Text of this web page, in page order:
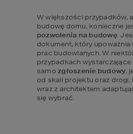
W większości przypadków,
pozwolenia na budowę.
dokument, który upoważnia
prac budowlanych. W
przypadkach wystarczające
samo zgłoszenie budowy,
od skali projektu oraz
wraz z architektem
się wybrać.